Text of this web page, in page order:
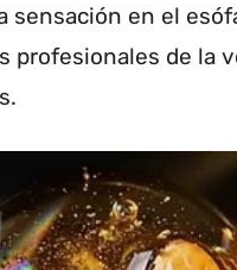
sensación en el
profesionales de la